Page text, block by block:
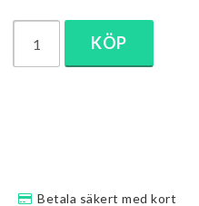
KÖP
Betala säkert med kort